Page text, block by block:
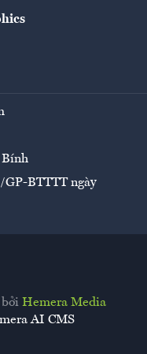
Bính
GP-BTTTT ngày
Hemera Media
AI CMS